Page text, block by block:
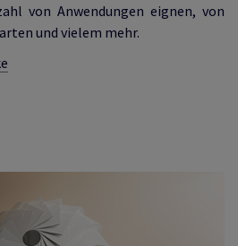
von Anwendungen eignen, von
und vielem mehr.